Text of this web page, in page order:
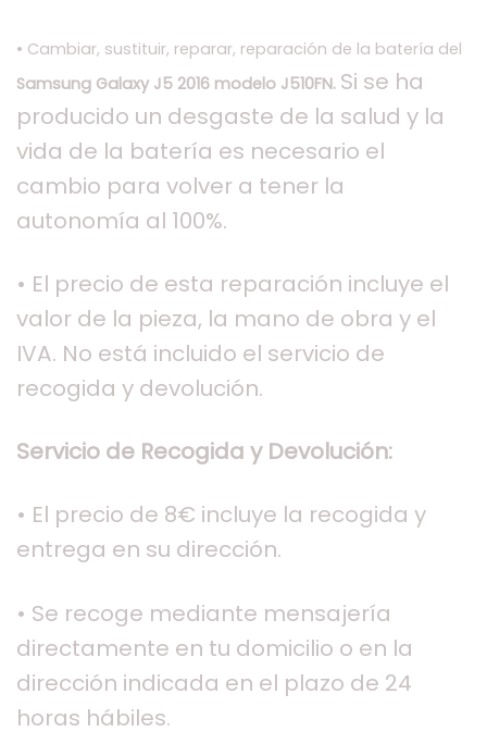
• Cambiar, sustituir, reparar, reparación de la batería del
Samsung Galaxy J5 2016 modelo J510FN. Si se ha
producido un desgaste de la salud y la
vida de la batería es necesario el
cambio para volver a tener la
autonomía al 100%.
• El precio de esta reparación incluye el
valor de la pieza, la mano de obra y el
IVA. No está incluido el servicio de
recogida y devolución.
Servicio de Recogida y Devolución:
• El precio de 8€ incluye la recogida y
entrega en su dirección.
• Se recoge mediante mensajería
directamente en tu domicilio o en la
dirección indicada en el plazo de 24
horas hábiles.